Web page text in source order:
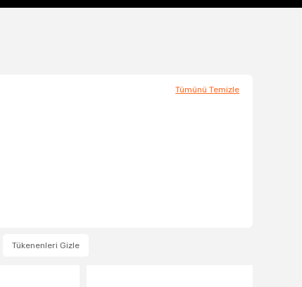
Tümünü Temizle
Tükenenleri Gizle